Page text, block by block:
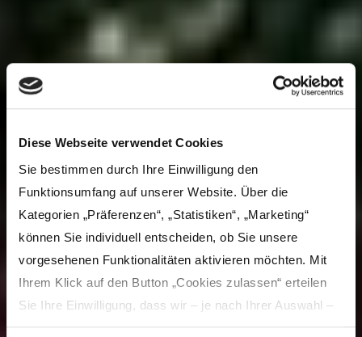
Diese Webseite verwendet Cookies
Sie bestimmen durch Ihre Einwilligung den
Funktionsumfang auf unserer Website. Über die
Kategorien „Präferenzen“, „Statistiken“, „Marketing“
können Sie individuell entscheiden, ob Sie unsere
vorgesehenen Funktionalitäten aktivieren möchten. Mit
Ihrem Klick auf den Button „Cookies zulassen“ erteilen
Sie Ihre Einwilligung, dass wir – je nach Ihrer Auswahl –